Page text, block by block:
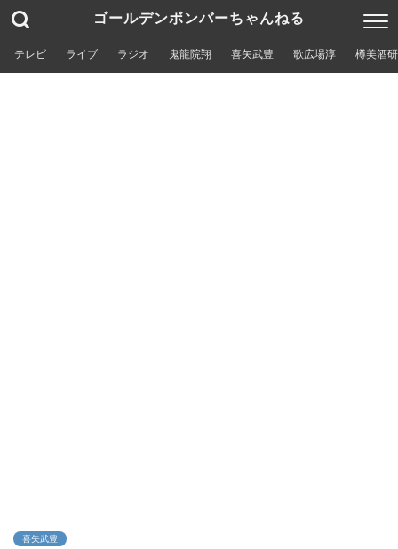
ゴールデンボンバーちゃんねる
テレビ ライブ ラジオ 鬼龍院翔 喜矢武豊 歌広場淳 樽美酒
喜矢武豊